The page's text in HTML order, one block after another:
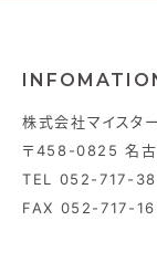
株式会社マイスター
〒458-0825 名古
TEL 052-717-
FAX 052-717-